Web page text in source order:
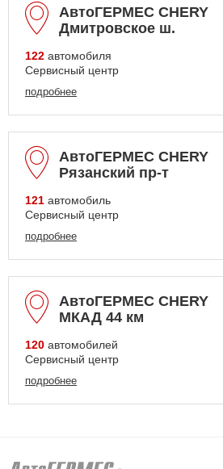
АвтоГЕРМЕС CHERY
Дмитровское ш.
122 автомобиля
Сервисный центр
подробнее
АвтоГЕРМЕС CHERY
Рязанский пр-т
121 автомобиль
Сервисный центр
подробнее
АвтоГЕРМЕС CHERY
МКАД 44 км
120 автомобилей
Сервисный центр
подробнее